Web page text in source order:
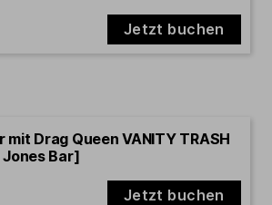
Jetzt buchen
Drag Queen VANITY TRASH
Bar]
Jetzt buchen